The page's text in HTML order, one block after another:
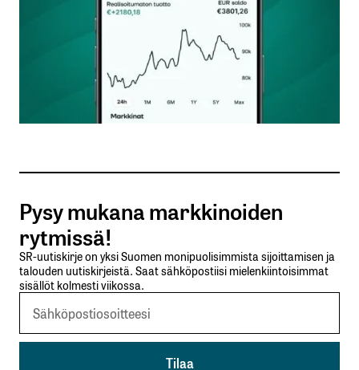
19.9.2018 at 12:13
sisään
rekisteröityä
kentät on merkitty*
Pysy mukana markkinoiden
rytmissä!
SR-uutiskirje on yksi Suomen monipuolisimmista sijoittamisen ja
talouden uutiskirjeistä. Saat sähköpostiisi mielenkiintoisimmat
sisällöt kolmesti viikossa.